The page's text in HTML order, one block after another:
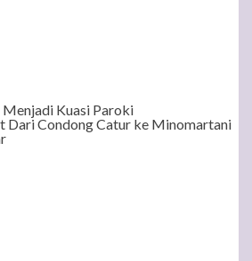
Kuasi Paroki
Dari Condong Catur ke Minomartani